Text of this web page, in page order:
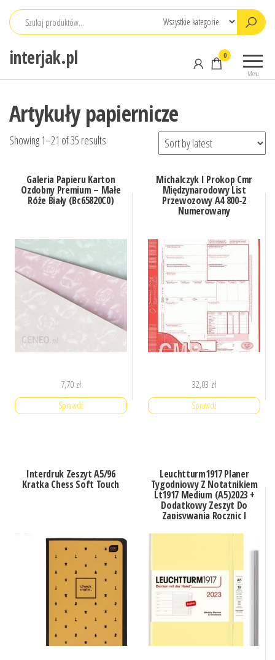
Przejdź
interjak.pl
Menu
0
Artykuły papiernicze
Showing 1–21 of 35 results
Galeria Papieru Karton
Ozdobny Premium – Małe
Róże Biały (Bc65820C0)
7,70 zł
Sprawdź
Michalczyk I Prokop Cmr
Międzynarodowy List
Przewozowy A4 800-2
Numerowany
32,03 zł
Sprawdź
Interdruk Zeszyt A5/96
Kratka Chess Soft Touch
Leuchtturm1917 Planer
Tygodniowy Z Notatnikiem
Lt1917 Medium (A5)2023 +
Dodatkowy Zeszyt Do
Zapisywania Rocznic I